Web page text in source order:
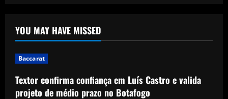
Castro e valida projeto de médio prazo
no Botafogo
Baccarat
Boehly could avenge Chelsea’s Lukaku
YOU MAY HAVE MISSED
Baccarat
Textor confirma confiança em Luís Castro e valida
projeto de médio prazo no Botafogo